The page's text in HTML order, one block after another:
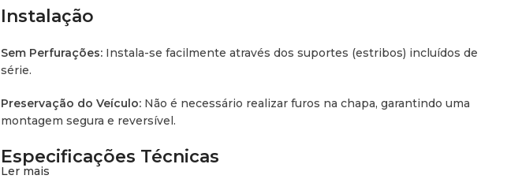
Instalação
Sem Perfurações: Instala-se facilmente através dos suportes (estribos) incluídos de
série.
Preservação do Veículo: Não é necessário realizar furos na chapa, garantindo uma
montagem segura e reversível.
Especificações Técnicas
Ler mais